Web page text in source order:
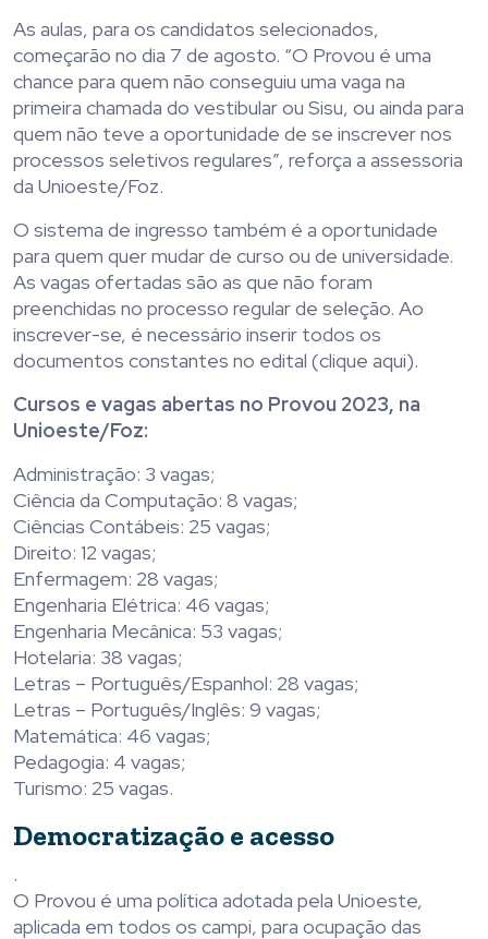
As aulas, para os candidatos selecionados,
começarão no dia 7 de agosto. “O Provou é uma
chance para quem não conseguiu uma vaga na
primeira chamada do vestibular ou Sisu, ou ainda para
quem não teve a oportunidade de se inscrever nos
processos seletivos regulares”, reforça a assessoria
da Unioeste/Foz.
O sistema de ingresso também é a oportunidade
para quem quer mudar de curso ou de universidade.
As vagas ofertadas são as que não foram
preenchidas no processo regular de seleção. Ao
inscrever-se, é necessário inserir todos os
documentos constantes no edital (clique aqui).
Cursos e vagas abertas no Provou 2023, na
Unioeste/Foz:
Administração: 3 vagas;
Ciência da Computação: 8 vagas;
Ciências Contábeis: 25 vagas;
Direito: 12 vagas;
Enfermagem: 28 vagas;
Engenharia Elétrica: 46 vagas;
Engenharia Mecânica: 53 vagas;
Hotelaria: 38 vagas;
Letras – Português/Espanhol: 28 vagas;
Letras – Português/Inglês: 9 vagas;
Matemática: 46 vagas;
Pedagogia: 4 vagas;
Turismo: 25 vagas.
Democratização e acesso
.
O Provou é uma política adotada pela Unioeste,
aplicada em todos os campi, para ocupação das